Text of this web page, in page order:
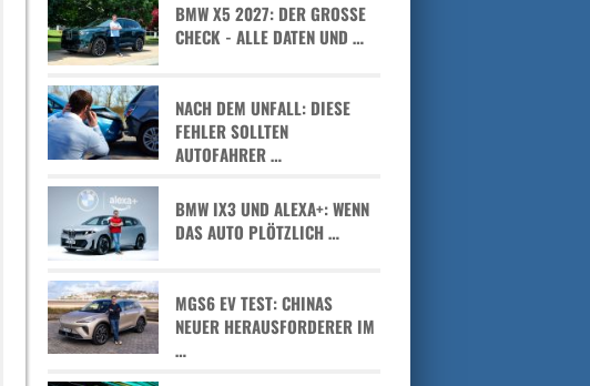
BMW X5 2027: DER GROSSE C
HECK - ALLE DATEN UND …
NACH DEM UNFALL: DIESE
FEHLER SOLLTEN
AUTOFAHRER …
BMW IX3 UND ALEXA+: WENN
DAS AUTO PLÖTZLICH …
MGS6 EV TEST: CHINAS
NEUER HERAUSFORDERER IM
…